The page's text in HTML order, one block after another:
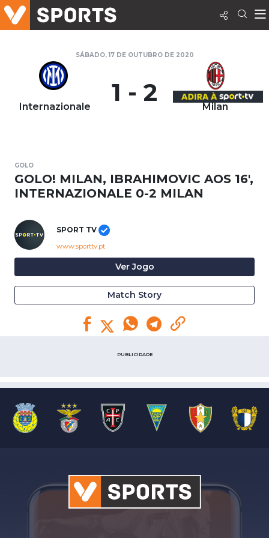
SÁBADO, 17 DE OUTUBRO DE 2020
Internazionale 1 - 2 Milan
GOLO
GOLO! MILAN, IBRAHIMOVIC AOS 16',
INTERNAZIONALE 0-2 MILAN
SPORT TV
www.sporttv.pt
Ver Jogo
Match Story
PUBLICIDADE